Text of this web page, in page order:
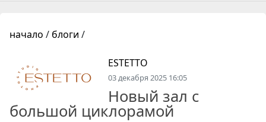
начало / блоги /
ESTETTO
03 декабря 2025 16:05
Новый зал с
большой циклорамой